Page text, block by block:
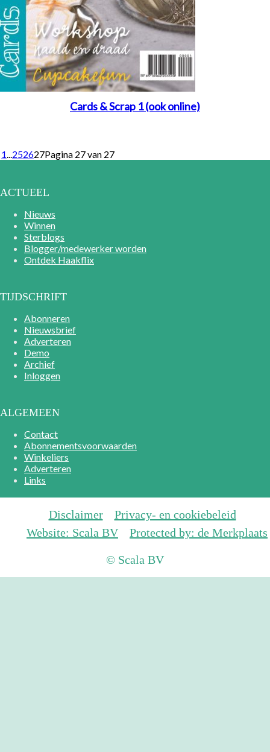
Cards & Scrap 1 (ook online)
1...252627Pagina 27 van 27
ACTUEEL
Nieuws
Winnen
Sterblogs
Blogger/medewerker worden
Ontdek Haakflix
TIJDSCHRIFT
Abonneren
Nieuwsbrief
Adverteren
Demo
Archief
Inloggen
ALGEMEEN
Contact
Abonnementsvoorwaarden
Winkeliers
Adverteren
Links
Disclaimer
Privacy- en cookiebeleid
Website: Scala BV
Protected by: de Merkplaats
© Scala BV